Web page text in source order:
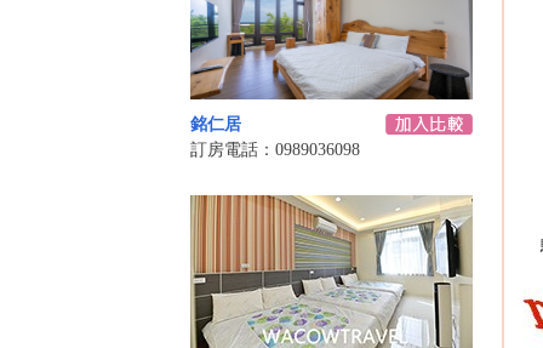
銘仁居
訂房電話：0989036098